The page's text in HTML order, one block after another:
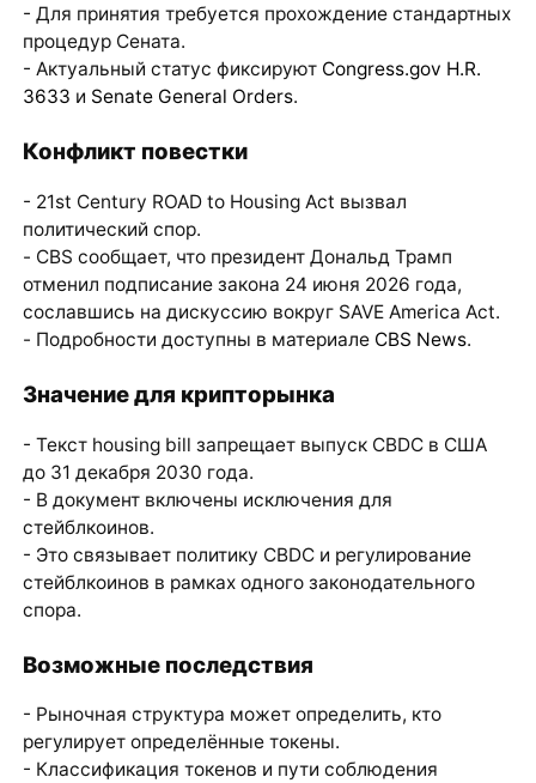
- Для принятия требуется прохождение стандартных
процедур Сената.
- Актуальный статус фиксируют Congress.gov H.R.
3633 и Senate General Orders.
Конфликт повестки
- 21st Century ROAD to Housing Act вызвал
политический спор.
- CBS сообщает, что президент Дональд Трамп
отменил подписание закона 24 июня 2026 года,
сославшись на дискуссию вокруг SAVE America Act.
- Подробности доступны в материале CBS News.
Значение для крипторынка
- Текст housing bill запрещает выпуск CBDC в США
до 31 декабря 2030 года.
- В документ включены исключения для
стейблкоинов.
- Это связывает политику CBDC и регулирование
стейблкоинов в рамках одного законодательного
спора.
Возможные последствия
- Рыночная структура может определить, кто
регулирует определённые токены.
- Классификация токенов и пути соблюдения